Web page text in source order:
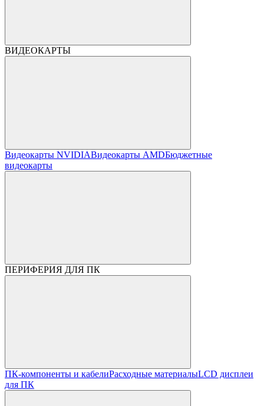
ВИДЕОКАРТЫ
Видеокарты NVIDIAВидеокарты AMDБюджетные
видеокарты
ПЕРИФЕРИЯ ДЛЯ ПК
ПК-компоненты и кабелиРасходные материалыLCD дисплеи
для ПК